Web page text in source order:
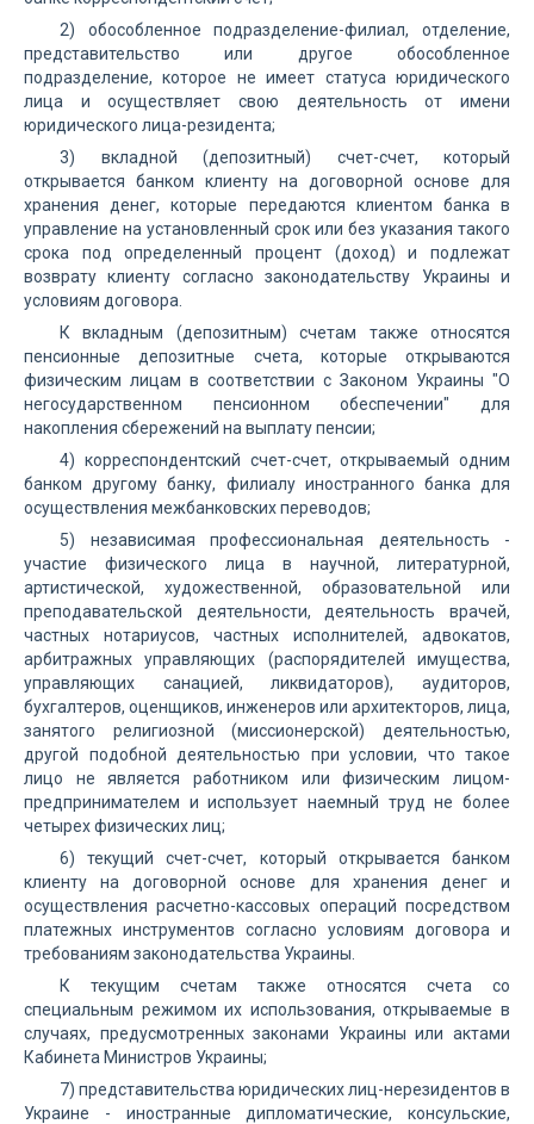
2) обособленное подразделение-филиал, отделение,
представительство или другое обособленное
подразделение, которое не имеет статуса юридического
лица и осуществляет свою деятельность от имени
юридического лица-резидента;
3) вкладной (депозитный) счет-счет, который
открывается банком клиенту на договорной основе для
хранения денег, которые передаются клиентом банка в
управление на установленный срок или без указания такого
срока под определенный процент (доход) и подлежат
возврату клиенту согласно законодательству Украины и
условиям договора.
К вкладным (депозитным) счетам также относятся
пенсионные депозитные счета, которые открываются
физическим лицам в соответствии с Законом Украины "О
негосударственном пенсионном обеспечении" для
накопления сбережений на выплату пенсии;
4) корреспондентский счет-счет, открываемый одним
банком другому банку, филиалу иностранного банка для
осуществления межбанковских переводов;
5) независимая профессиональная деятельность -
участие физического лица в научной, литературной,
артистической, художественной, образовательной или
преподавательской деятельности, деятельность врачей,
частных нотариусов, частных исполнителей, адвокатов,
арбитражных управляющих (распорядителей имущества,
управляющих санацией, ликвидаторов), аудиторов,
бухгалтеров, оценщиков, инженеров или архитекторов, лица,
занятого религиозной (миссионерской) деятельностью,
другой подобной деятельностью при условии, что такое
лицо не является работником или физическим лицом-
предпринимателем и использует наемный труд не более
четырех физических лиц;
6) текущий счет-счет, который открывается банком
клиенту на договорной основе для хранения денег и
осуществления расчетно-кассовых операций посредством
платежных инструментов согласно условиям договора и
требованиям законодательства Украины.
К текущим счетам также относятся счета со
специальным режимом их использования, открываемые в
случаях, предусмотренных законами Украины или актами
Кабинета Министров Украины;
7) представительства юридических лиц-нерезидентов в
Украине - иностранные дипломатические, консульские,